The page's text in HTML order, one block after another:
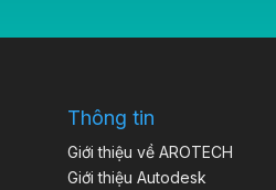
Thông tin
Giới thiệu về AROTECH
Giới thiệu Autodesk